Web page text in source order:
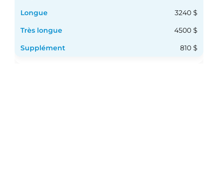
3240 $
4500 $
810 $